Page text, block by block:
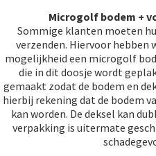
Microgolf bodem +
Sommige klanten moeten
verzenden. Hiervoor hebben
mogelijkheid een microgolf
die in dit doosje wordt
gemaakt zodat de bodem en
hierbij rekening dat de bodem
kan worden. De deksel kan
verpakking is uitermate